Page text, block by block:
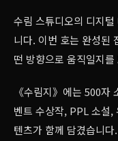
수림 스튜디오의 디지
니다. 이번 호는 완성된
떤 방향으로 움직일지
《수림지》에는 500자
벤트 수상작, PPL 소설,
텐츠가 함께 담겼습니